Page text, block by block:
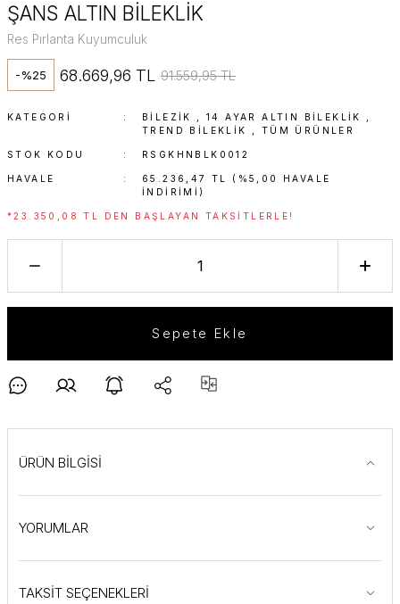
ŞANS ALTIN BİLEKLİK
Res Pırlanta Kuyumculuk
-%25 68.669,96 TL 91.559,95 TL
KATEGORI BİLEZİK ,14 AYAR ALTIN BILEKLIK
TREND BILEKLIK
TÜM ÜRÜNLER
STOK KODU RSGKHNBLK0012
HAVALE
65.236,47 TL (%5,00 HAVALE
INDIRIMI)
*23.350,08 TL DEN BAŞLAYAN TAKSITLERLE!
Sepete Ekle
ÜRÜN BİLGİSİ
YORUMLAR
TAKSİT SEÇENEKLERİ